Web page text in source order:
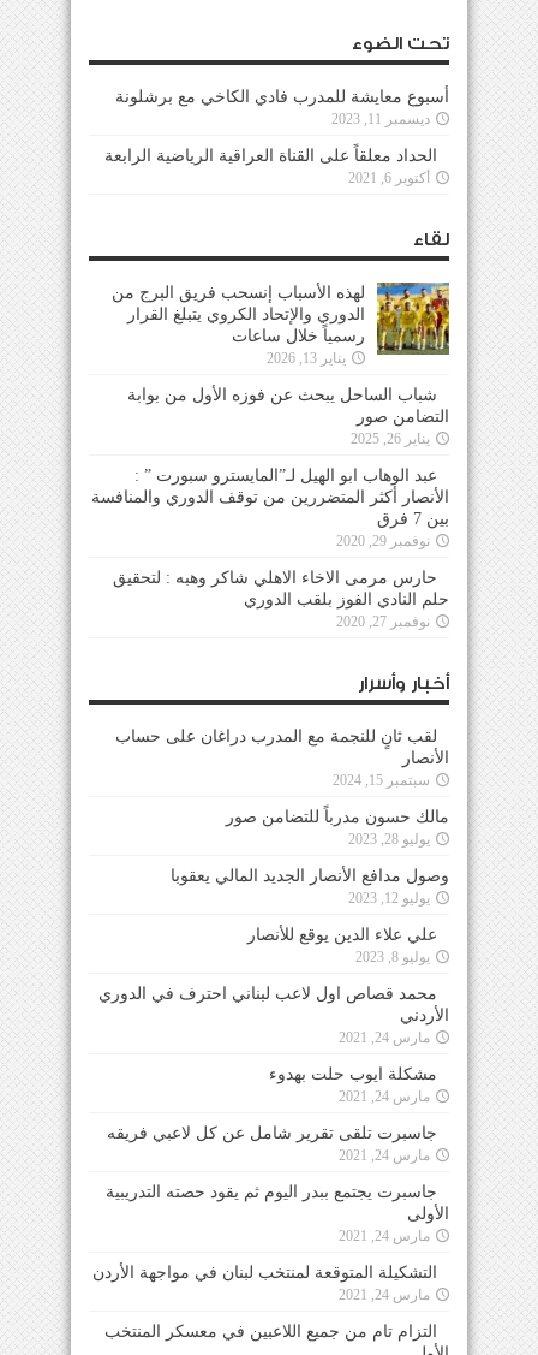
تحت الضوء
أسبوع معايشة للمدرب فادي الكاخي مع برشلونة
ديسمبر 11, 2023
الحداد معلقاً على القناة العراقية الرياضية الرابعة
أكتوبر 6, 2021
لقاء
لهذه الأسباب إنسحب فريق البرج من
الدوري والإتحاد الكروي يتبلغ القرار
رسمياً خلال ساعات
يناير 13, 2026
شباب الساحل يبحث عن فوزه الأول من بوابة
التضامن صور
يناير 26, 2025
عبد الوهاب ابو الهيل لـ”المايسترو سبورت ” :
الأنصار أكثر المتضررين من توقف الدوري والمنافسة
بين 7 فرق
نوفمبر 29, 2020
حارس مرمى الاخاء الاهلي شاكر وهبه : لتحقيق
حلم النادي الفوز بلقب الدوري
نوفمبر 27, 2020
أخبار وأسرار
لقب ثانٍ للنجمة مع المدرب دراغان على حساب
الأنصار
سبتمبر 15, 2024
مالك حسون مدرباً للتضامن صور
يوليو 28, 2023
وصول مدافع الأنصار الجديد المالي يعقوبا
يوليو 12, 2023
علي علاء الدين يوقع للأنصار
يوليو 8, 2023
محمد قصاص اول لاعب لبناني احترف في الدوري
الأردني
مارس 24, 2021
مشكلة ايوب حلت بهدوء
مارس 24, 2021
جاسبرت تلقى تقرير شامل عن كل لاعبي فريقه
مارس 24, 2021
جاسبرت يجتمع ببدر اليوم ثم يقود حصته التدريبية
الأولى
مارس 24, 2021
التشكيلة المتوقعة لمنتخب لبنان في مواجهة الأردن
مارس 24, 2021
التزام تام من جميع اللاعبين في معسكر المنتخب